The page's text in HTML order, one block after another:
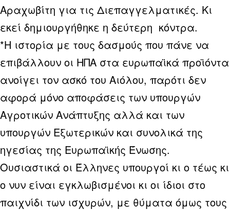
Αραχωβίτη για τις Διεπαγγελματικές. Κι
εκεί δημιουργήθηκε η δεύτερη κόντρα.
*Η ιστορία με τους δασμούς που πάνε να
επιβάλλουν οι ΗΠΑ στα ευρωπαϊκά προϊόντα
ανοίγει τον ασκό του Αιόλου, παρότι δεν
αφορά μόνο αποφάσεις των υπουργών
Αγροτικών Ανάπτυξης αλλά και των
υπουργών Εξωτερικών και συνολικά της
ηγεσίας της Ευρωπαϊκής Ένωσης.
Ουσιαστικά οι Έλληνες υπουργοί κι ο τέως κι
ο νυν είναι εγκλωβισμένοι κι οι ίδιοι στο
παιχνίδι των ισχυρών, με θύματα όμως τους